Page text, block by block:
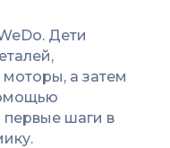
Дети
а затем
первые шаги в